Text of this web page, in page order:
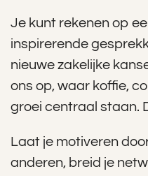
Je kunt rekenen op
inspirerende
nieuwe zakelijke
ons op, waar koffie,
groei centraal staan.
Laat je motiveren
anderen, breid je